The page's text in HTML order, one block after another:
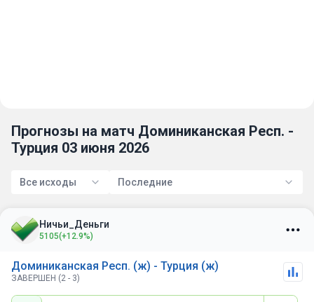
Прогнозы на матч Доминиканская Респ. -
Турция 03 июня 2026
Все исходы Последние
Ничьи_Деньги
5105(+12.9%)
Доминиканская Респ. (ж) - Турция (ж)
ЗАВЕРШЕН (2 - 3)